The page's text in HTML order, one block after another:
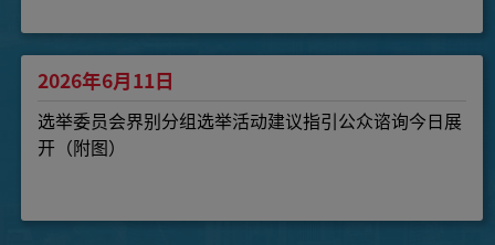
2026年6月11日
选举委员会界别分组选举活动建议指引公众谘询今日展
开（附图）